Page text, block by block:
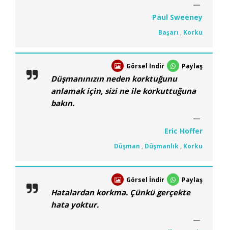
Paul Sweeney
Başarı , Korku
Görsel İndir Paylaş
Düşmanınızın neden korktuğunu
anlamak için, sizi ne ile korkuttuğuna
bakın.
Eric Hoffer
Düşman , Düşmanlık , Korku
Görsel İndir Paylaş
Hatalardan korkma. Çünkü gerçekte
hata yoktur.